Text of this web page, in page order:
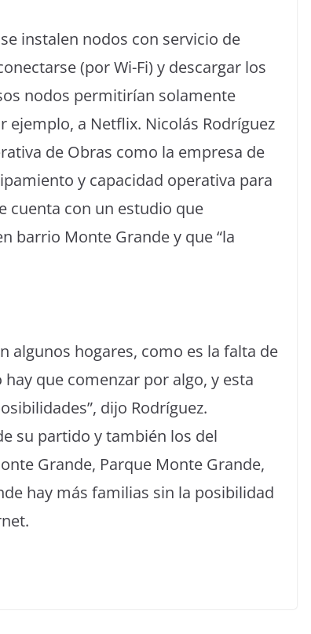
instalen nodos con servicio de
(por Wi-Fi) y descargar los
nodos permitirían solamente
ejemplo, a Netflix. Nicolás Rodríguez
de Obras como la empresa de
y capacidad operativa para
cuenta con un estudio que
barrio Monte Grande y que “la
algunos hogares, como es la falta de
que comenzar por algo, y esta
dijo Rodríguez.
su partido y también los del
Grande, Parque Monte Grande,
hay más familias sin la posibilidad